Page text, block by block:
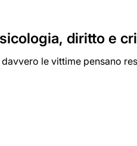
diritto e
le vittime pensano